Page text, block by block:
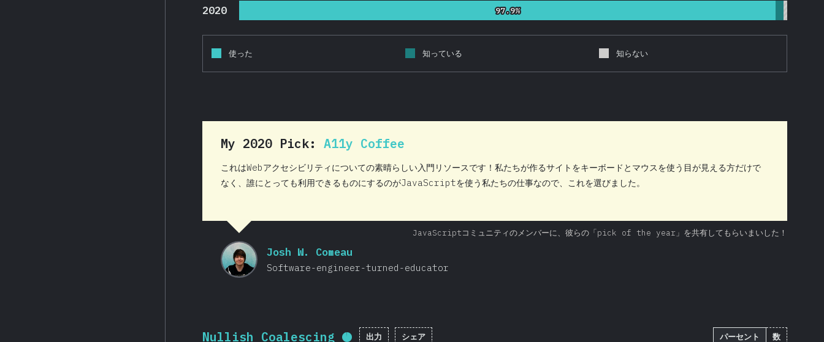
2020 97.9%
97.9%
使った 知っている 知らない
My 2020 Pick: A11y Coffee
これはWebアクセシビリティについての素晴らしい入門リソースです！私たちが作るサイトをキーボードとマウスを使う目が見える方だけで
なく、誰にとっても利用できるものにするのがJavaScriptを使う私たちの仕事なので、これを選びました。
JavaScriptコミュニティのメンバーに、彼らの「pick of the year」を共有してもらいまいした！
Josh W. Comeau
Software-engineer-turned-educator
Nullish Coalescing 出力 シェア パーセント 数